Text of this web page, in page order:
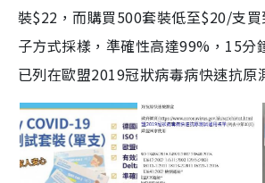
裝$22，而購買500套裝低至$20/支
子方式採樣，準確性高達99%，15分
已列在歐盟2019冠狀病毒病快速抗原